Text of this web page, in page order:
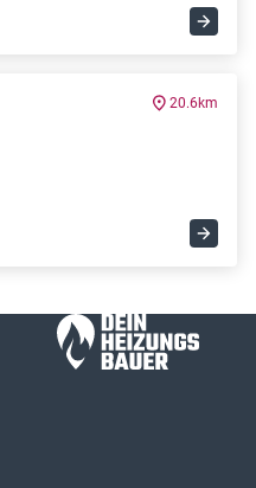
20.6km